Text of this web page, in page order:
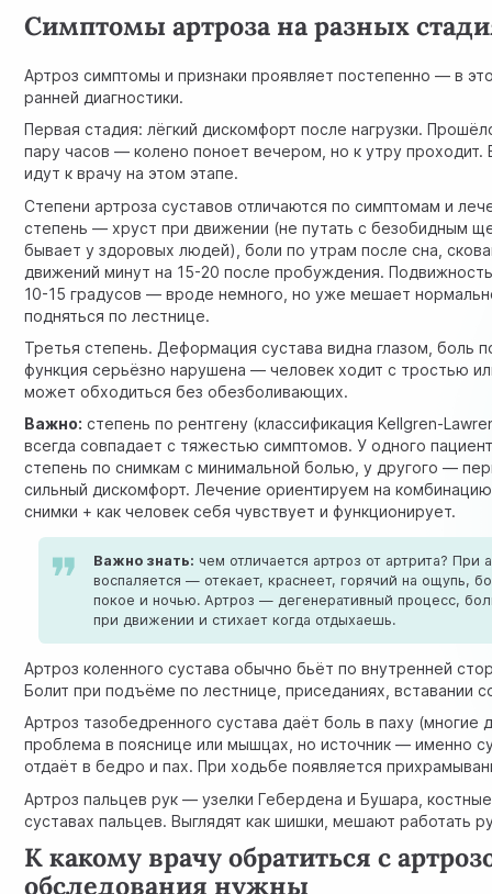
Симптомы артроза на разных
Артроз симптомы и признаки проявляет постепенно — в
ранней диагностики.
Первая стадия: лёгкий дискомфорт после нагрузки.
пару часов — колено поноет вечером, но к утру проходит.
идут к врачу на этом этапе.
Степени артроза суставов отличаются по симптомам и
степень — хруст при движении (не путать с безобидным
бывает у здоровых людей), боли по утрам после сна,
движений минут на 15-20 после пробуждения.
10-15 градусов — вроде немного, но уже мешает
подняться по лестнице.
Третья степень. Деформация сустава видна глазом, боль
функция серьёзно нарушена — человек ходит с тростью
может обходиться без обезболивающих.
Важно: степень по рентгену (классификация Kellgren-
всегда совпадает с тяжестью симптомов. У одного
степень по снимкам с минимальной болью, у другого —
сильный дискомфорт. Лечение ориентируем на
снимки + как человек себя чувствует и функционирует.
Важно знать: чем отличается артроз от артрита? При
воспаляется — отекает, краснеет, горячий на ощупь,
покое и ночью. Артроз — дегенеративный процесс,
при движении и стихает когда отдыхаешь.
Артроз коленного сустава обычно бьёт по внутренней
Болит при подъёме по лестнице, приседаниях, вставании
Артроз тазобедренного сустава даёт боль в паху (многие
проблема в пояснице или мышцах, но источник — именно
отдаёт в бедро и пах. При ходьбе появляется
Артроз пальцев рук — узелки Гебердена и Бушара,
суставах пальцев. Выглядят как шишки, мешают работать
К какому врачу обратиться с
обследования нужны